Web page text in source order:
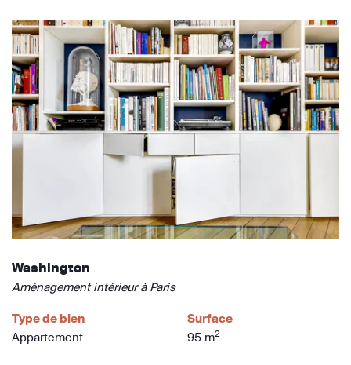
Washington
Aménagement intérieur à Paris
Type de bien
Appartement
Surface
95 m2